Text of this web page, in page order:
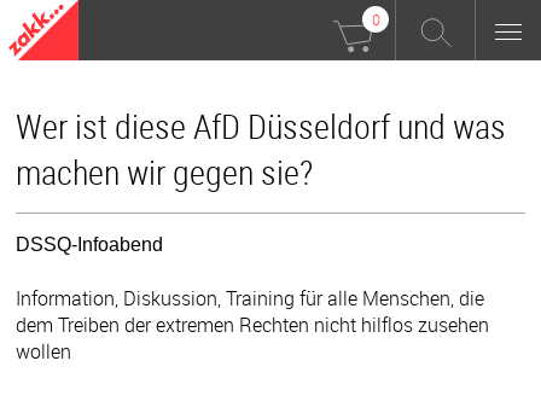
0
Wer ist diese AfD Düsseldorf und was
machen wir gegen sie?
DSSQ-Infoabend
Information, Diskussion, Training für alle Menschen, die
dem Treiben der extremen Rechten nicht hilflos zusehen
wollen